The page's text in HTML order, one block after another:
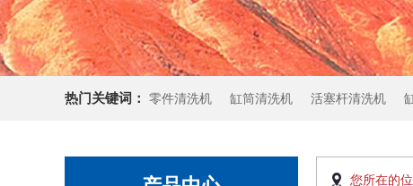
热门关键词： 零件清洗机 缸筒清洗机 活塞杆清洗机
您所在的位